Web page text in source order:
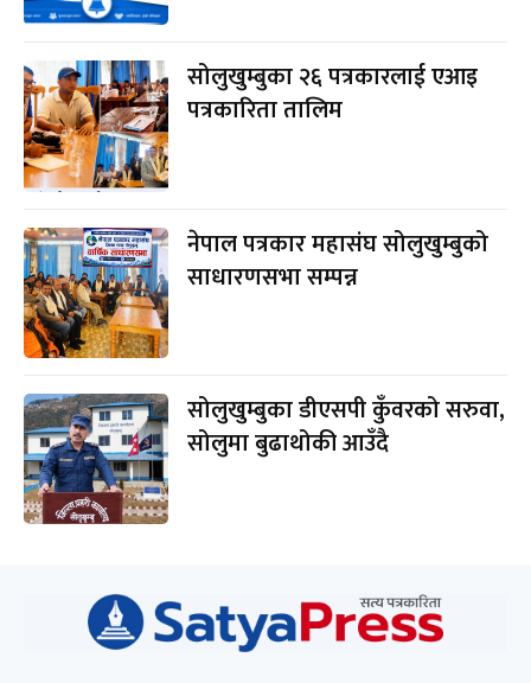
सोलुखुम्बुका २६ पत्रकारलाई एआइ
पत्रकारिता तालिम
नेपाल पत्रकार महासंघ सोलुखुम्बुको
साधारणसभा सम्पन्न
सोलुखुम्बुका डीएसपी कुँवरको सरुवा,
सोलुमा बुढाथोकी आउँदै